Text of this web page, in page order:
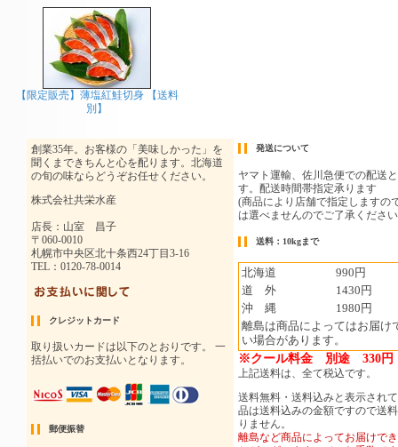
【限定販売】薄塩紅鮭切身 【送料
別】